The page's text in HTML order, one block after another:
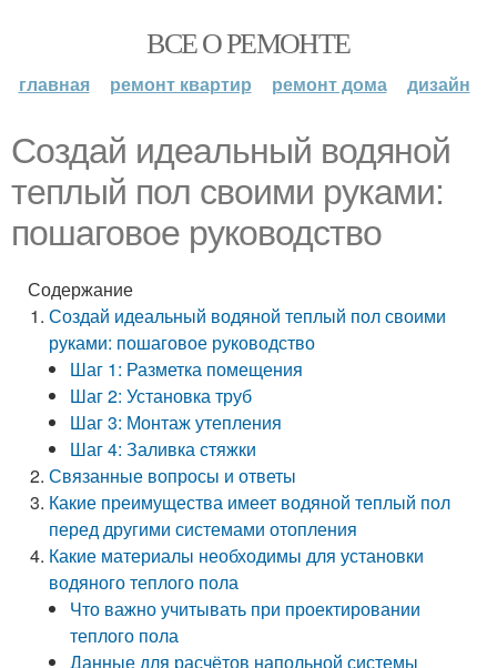
ВСЕ О РЕМОНТЕ
главная ремонт квартир ремонт дома дизайн
Создай идеальный водяной
теплый пол своими руками:
пошаговое руководство
Содержание
Создай идеальный водяной теплый пол своими
руками: пошаговое руководство
Шаг 1: Разметка помещения
Шаг 2: Установка труб
Шаг 3: Монтаж утепления
Шаг 4: Заливка стяжки
Связанные вопросы и ответы
Какие преимущества имеет водяной теплый пол
перед другими системами отопления
Какие материалы необходимы для установки
водяного теплого пола
Что важно учитывать при проектировании
теплого пола
Данные для расчётов напольной системы